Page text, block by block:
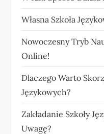
Własna Szkoła
Nowoczesny Tryb
Online!
Dlaczego Warto
Językowych?
Zakładanie Szkoły
Uwagę?